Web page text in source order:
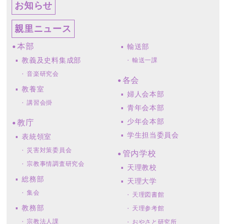
お知らせ
親里ニュース
本部
教義及史料集成部
音楽研究会
教養室
講習会掛
教庁
表統領室
災害対策委員会
宗教事情調査研究会
総務部
集会
教務部
宗教法人課
輸送部
輸送一課
各会
婦人会本部
青年会本部
少年会本部
学生担当委員会
管内学校
天理教校
天理大学
天理図書館
天理参考館
おやさと研究所